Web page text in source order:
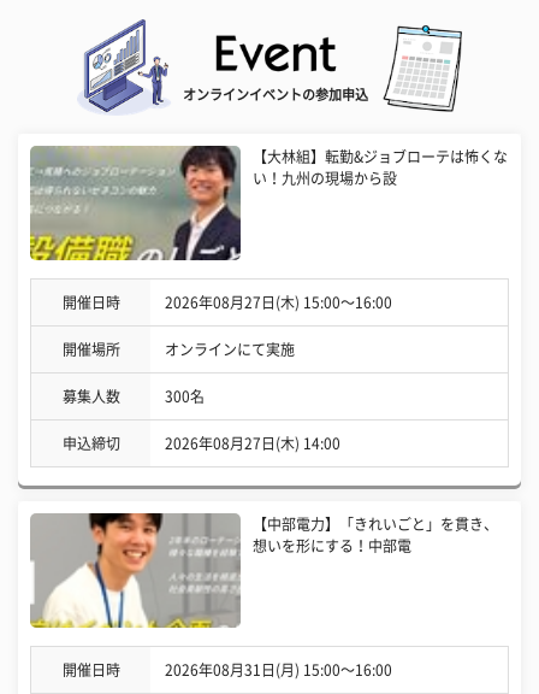
オンラインイベントの参加申込
【大林組】転勤&ジョブローテは怖くな
い！九州の現場から設
開催日時 2026年08月27日(木) 15:00〜16:00
開催場所 オンラインにて実施
募集人数 300名
申込締切 2026年08月27日(木) 14:00
【中部電力】「きれいごと」を貫き、
想いを形にする！中部電
開催日時 2026年08月31日(月) 15:00〜16:00